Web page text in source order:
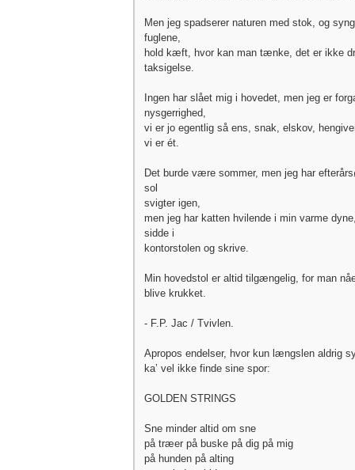
Men jeg spadserer naturen med stok, og
fuglene,
hold kæft, hvor kan man tænke, det er ikke
taksigelse.
Ingen har slået mig i hovedet, men jeg er
nysgerrighed,
vi er jo egentlig så ens, snak, elskov,
vi er ét.
Det burde være sommer, men jeg har
sol
svigter igen,
men jeg har katten hvilende i min varme
sidde i
kontorstolen og skrive.
Min hovedstol er altid tilgængelig, for man
blive krukket.
- F.P. Jac / Tvivlen.
Apropos endelser, hvor kun længslen aldrig
ka’ vel ikke finde sine spor:
GOLDEN STRINGS
Sne minder altid om sne
på træer på buske på dig på mig
på hunden på alting